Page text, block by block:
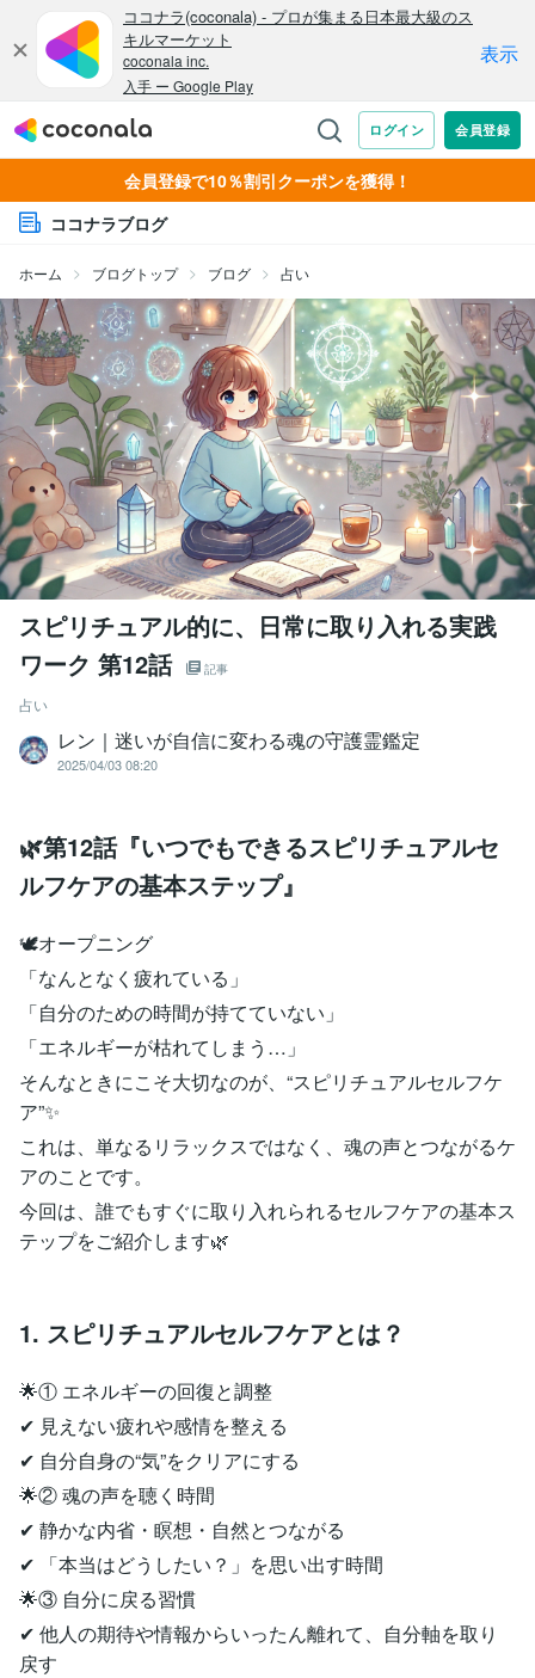
会員登録で10％割引クーポンを獲得！
ココナラブログ
ホーム ブログトップ ブログ 占い
スピリチュアル的に、日常に取り入れる実践
ワーク 第12話
記事
占い
レン｜迷いが自信に変わる魂の守護霊鑑定
2025/04/03 08:20
🌿第12話『いつでもできるスピリチュアルセ
ルフケアの基本ステップ』
🕊️オープニング
「なんとなく疲れている」
「自分のための時間が持てていない」
「エネルギーが枯れてしまう…」
そんなときにこそ大切なのが、“スピリチュアルセルフケ
ア”✨
これは、単なるリラックスではなく、魂の声とつながるケ
アのことです。
今回は、誰でもすぐに取り入れられるセルフケアの基本ス
テップをご紹介します🌿
1. スピリチュアルセルフケアとは？
🌟① エネルギーの回復と調整
✔ 見えない疲れや感情を整える
✔ 自分自身の“気”をクリアにする
🌟② 魂の声を聴く時間
✔ 静かな内省・瞑想・自然とつながる
✔ 「本当はどうしたい？」を思い出す時間
🌟③ 自分に戻る習慣
✔ 他人の期待や情報からいったん離れて、自分軸を取り
戻す